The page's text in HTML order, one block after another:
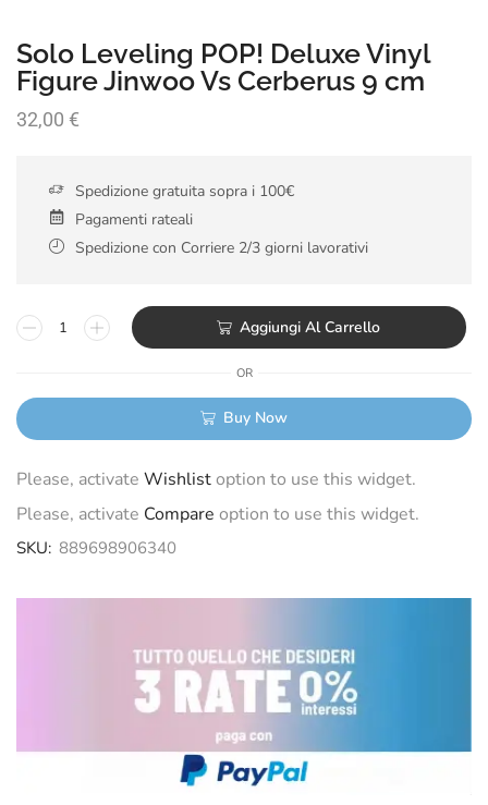
Solo Leveling POP! Deluxe Vinyl
Figure Jinwoo Vs Cerberus 9 cm
32,00 €
Spedizione gratuita sopra i 100€
Pagamenti rateali
Spedizione con Corriere 2/3 giorni lavorativi
Aggiungi Al Carrello
OR
Buy Now
Please, activate Wishlistoption to use this widget.
Please, activate Compare option to use this widget.
SKU: 889698906340